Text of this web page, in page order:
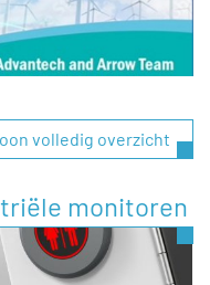
volledig overzicht
monitoren